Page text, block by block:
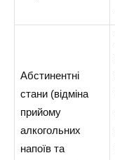
Абстинентні
стани (відміна
прийому
алкогольних
напоїв та